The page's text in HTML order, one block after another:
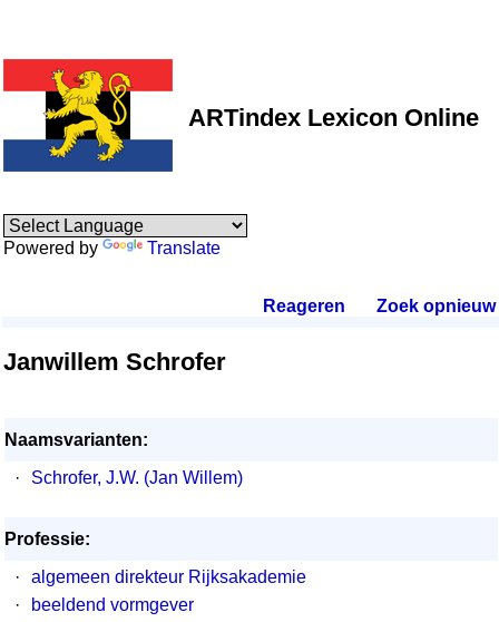
ARTindex Lexicon Online
Powered by Translate
Reageren Zoek opnieuw.
Janwillem Schrofer
Naamsvarianten:
·
Schrofer, J.W. (Jan Willem)
Professie:
·
algemeen direkteur Rijksakademie
·
beeldend vormgever